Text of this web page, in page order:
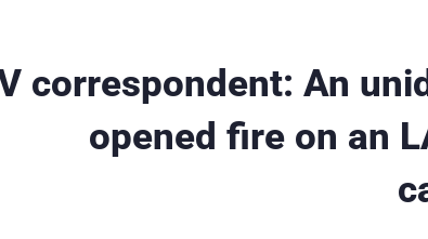
correspondent: An
opened fire on an